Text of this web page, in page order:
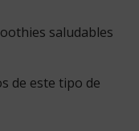
saludables
de este tipo de